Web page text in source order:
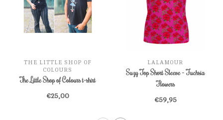
THE LITTLE SHOP OF
COLOURS
The Little Shop of Colours t-shirt
€25,00
LALAMOUR
Suzy Top Short Sleeve - Fuchsia
Flowers
€59,95